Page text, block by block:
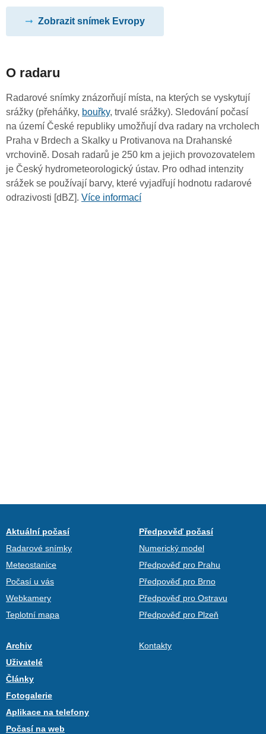
Zobrazit snímek Evropy
O radaru
Radarové snímky znázorňují místa, na kterých se vyskytují
srážky (přeháňky, bouřky, trvalé srážky). Sledování počasí
na území České republiky umožňují dva radary na vrcholech
Praha v Brdech a Skalky u Protivanova na Drahanské
vrchovině. Dosah radarů je 250 km a jejich provozovatelem
je Český hydrometeorologický ústav. Pro odhad intenzity
srážek se používají barvy, které vyjadřují hodnotu radarové
odrazivosti [dBZ]. Více informací
Aktuální počasí
Radarové snímky
Meteostanice
Počasí u vás
Webkamery
Teplotní mapa
Předpověď počasí
Numerický model
Předpověď pro Prahu
Předpověď pro Brno
Předpověď pro Ostravu
Předpověď pro Plzeň
Archiv
Uživatelé
Články
Fotogalerie
Aplikace na telefony
Počasí na web
Kontakty